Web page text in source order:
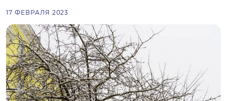
17 ФЕВРАЛЯ 2023